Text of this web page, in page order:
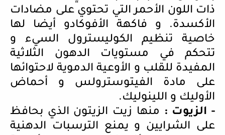
ذات اللون الأحمر التي تحتوي على مضادات
الأكسدة. و فاكهة الأفوكادو أيضا لها
خاصية تنظيم الكوليسترول السيء و
تتحكم في مستويات الدهون الثلاثية
المفيدة للقلب و الأوعية الدموية لاحتوائها
على مادة الفيتوسترولس و أحماض
الأوليك و اللينوليك.
- الزيوت : منها زيت الزيتون الذي بحافظ
على الشرايين و يمنع الترسبات الدهنية